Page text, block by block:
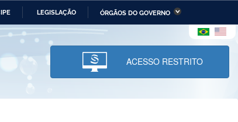
LEGISLAÇÃO ÓRGÃOS DO GOVERNO
Ministério da Infraestrutura
Ministério da Ciência,
Tecnologia, Inovações e
Comunicações
Humanos
ACESSO RESTRITO